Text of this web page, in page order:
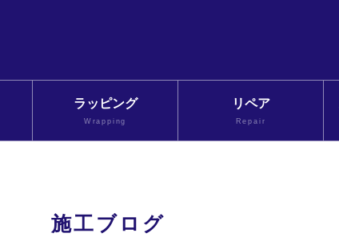
ラッピング
Wrapping
リペア
Repair
施工ブログ